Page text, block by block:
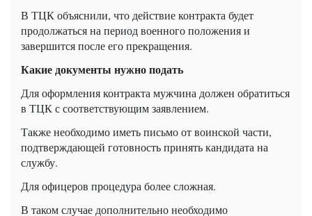
В ТЦК объяснили, что действие контракта будет
продолжаться на период военного положения и
завершится после его прекращения.
Какие документы нужно подать
Для оформления контракта мужчина должен обратиться
в ТЦК с соответствующим заявлением.
Также необходимо иметь письмо от воинской части,
подтверждающей готовность принять кандидата на
службу.
Для офицеров процедура более сложная.
В таком случае дополнительно необходимо